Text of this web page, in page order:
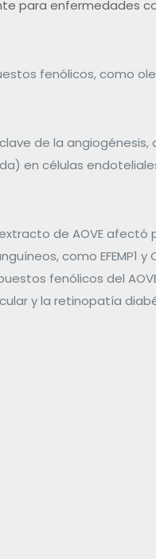
para enfermedades
fenólicos, como
de la
en células
de AOVE
como EFEMP1
fenólicos del
y la retinopatía